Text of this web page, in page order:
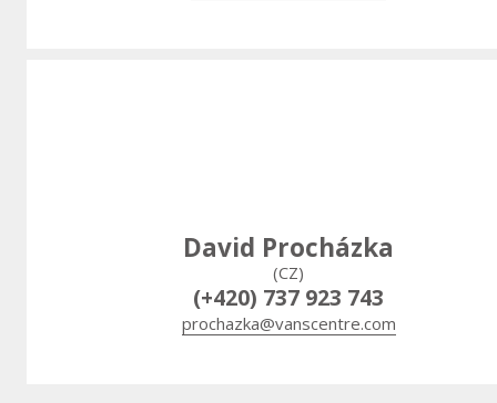
David Procházka
(CZ)
(+420) 737 923 743
prochazka@vanscentre.com